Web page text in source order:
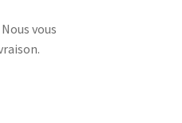
vous